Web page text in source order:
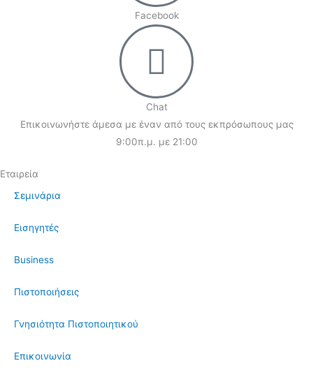
Facebook
Chat
Επικοινωνήστε άμεσα με έναν από τους εκπρόσωπους μας
9:00π.μ. με 21:00
Εταιρεία
Σεμινάρια
Εισηγητές
Business
Πιστοποιήσεις
Γνησιότητα Πιστοποιητικού
Επικοινωνία